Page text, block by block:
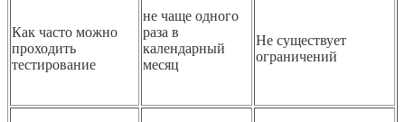
Как часто можно
проходить
тестирование
не чаще одного
раза в
календарный
месяц
Не существует
ограничений